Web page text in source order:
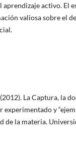
aprendizaje activo. El
valiosa sobre el
(2012). La Captura, la
experimentado y
de la materia.